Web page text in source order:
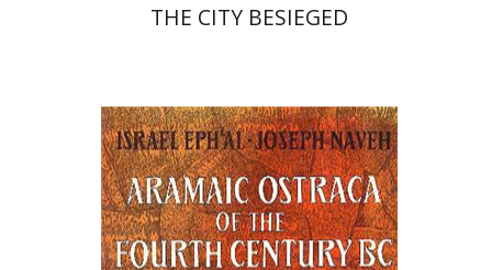
THE CITY BESIEGED
ישראל אפעל יוסף נוה